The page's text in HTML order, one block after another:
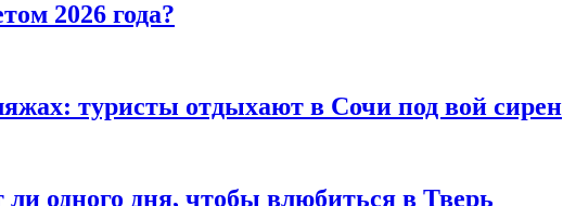
2026 года?
туристы отдыхают в Сочи под вой сирен
одного дня, чтобы влюбиться в Тверь